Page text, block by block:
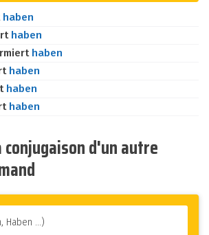
haben
haben
haben
haben
haben
haben
conjugaison d'un autre